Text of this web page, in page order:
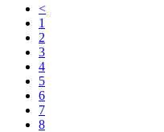
<
1
2
3
4
5
6
7
8